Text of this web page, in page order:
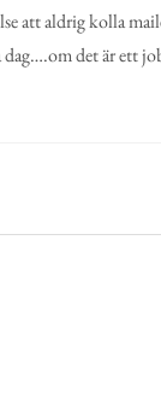
att aldrig kolla
det är ett